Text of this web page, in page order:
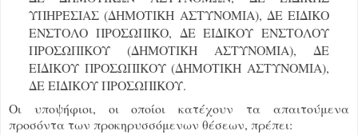
ΥΠΗΡΕΣΙΑΣ (ΔΗΜΟΤΙΚΗ ΑΣΤΥΝΟΜΙΑ), ΔΕ ΕΙΔΙΚΟ
ΕΝΣΤΟΛΟ ΠΡΟΣΩΠΙΚΟ, ΔΕ ΕΙΔΙΚΟΥ ΕΝΣΤΟΛΟΥ
ΠΡΟΣΩΠΙΚΟΥ (ΔΗΜΟΤΙΚΗ ΑΣΤΥΝΟΜΙΑ), ΔΕ
ΕΙΔΙΚΟΥ ΠΡΟΣΩΠΙΚΟΥ (ΔΗΜΟΤΙΚΗ ΑΣΤΥΝΟΜΙΑ),
ΔΕ ΕΙΔΙΚΟΥ ΠΡΟΣΩΠΙΚΟΥ.
Οι υποψήφιοι, οι οποίοι κατέχουν τα απαιτούμενα
προσόντα των προκηρυσσόμενων θέσεων, πρέπει: